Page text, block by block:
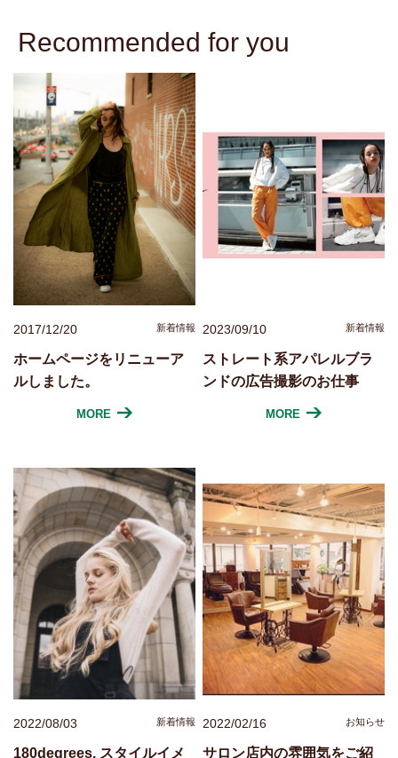
Recommended for you
2017/12/20 新着情報
ホームページをリニューア
ルしました。
MORE
2023/09/10 新着情報
ストレート系アパレルブラ
ンドの広告撮影のお仕事
MORE
2022/08/03 新着情報
180degrees. スタイルイメ
2022/02/16 お知らせ
サロン店内の雰囲気をご紹